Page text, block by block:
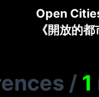
Open
《開放的都
/ 1